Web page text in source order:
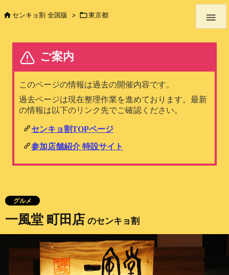

センキョ割 全国版 > 東京都
グルメ
一風堂 町田店 のセンキョ割